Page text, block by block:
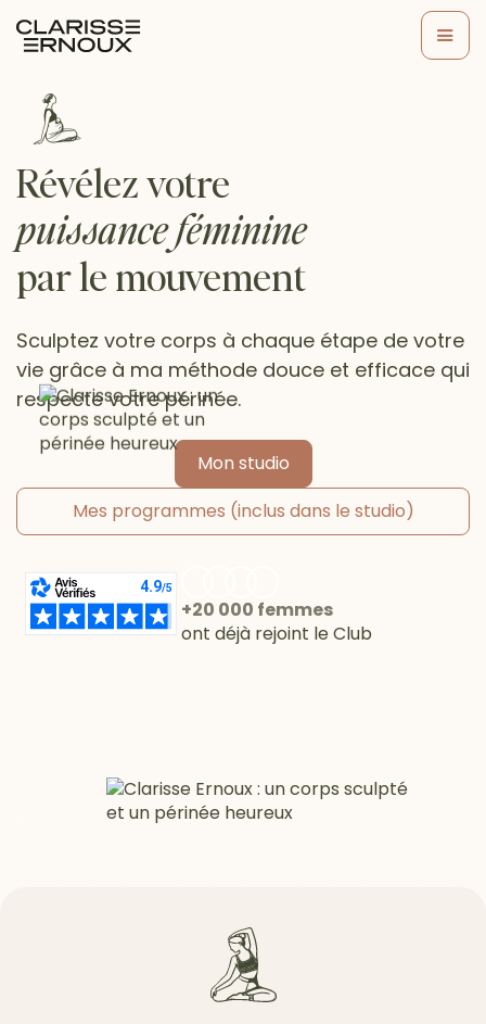
Révélez votre
puissance féminine
par le mouvement
Sculptez votre corps à chaque étape de votre
vie grâce à ma méthode douce et efficace qui
respecte votre périnée.
Mon studio
Mes programmes (inclus dans le studio)
+20 000 femmes
ont déjà rejoint le Club